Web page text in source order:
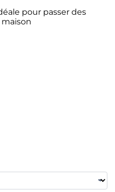
pour passer des